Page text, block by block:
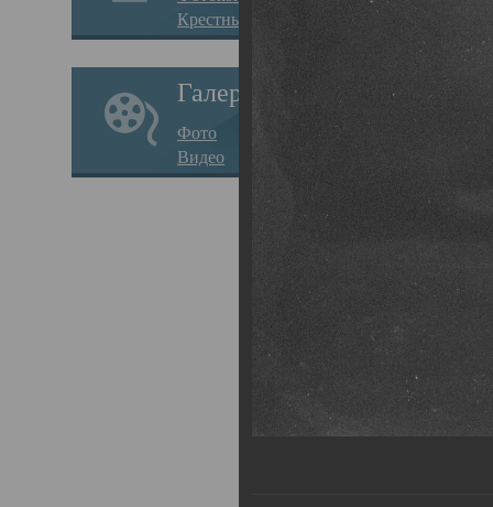
Крестные ходы
Галерея
Фото
Видео
о